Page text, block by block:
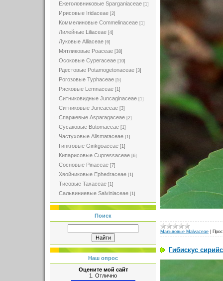
Ежеголовниковые Sparganiaceae [1]
Ирисовые Iridaceae [2]
Коммелиновые Commelinaceae [1]
Лилейные Liliaceae [4]
Луковые Alliaceae [6]
Мятликовые Poaceae [38]
Осоковые Cyperaceae [10]
Рдестовые Potamogetonaceae [3]
Рогозовые Typhaceae [5]
Рясковые Lemnaceae [1]
Ситниковидные Juncaginaceae [1]
Ситниковые Juncaceae [3]
Спаржевые Asparagaceae [2]
Сусаковые Butomaceae [1]
Частуховые Alismataceae [1]
Гинкговые Ginkgoaceae [1]
Кипарисовые Cupressaceae [6]
Сосновые Pinaceae [7]
Хвойниковые Ephedraceae [1]
Тисовые Taxaceae [1]
Сальвиниевые Salviniaceae [1]
Поиск
Наш опрос
Оцените мой сайт
1. Отлично
Мальвовые Malvaceae
Гибискус